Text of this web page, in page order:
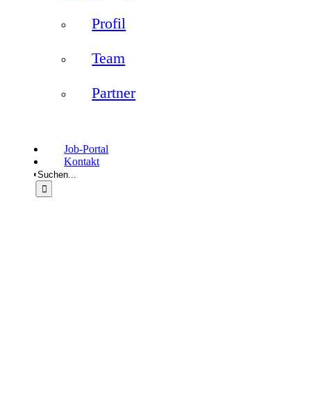
Profil
Team
Partner
Job-Portal
Kontakt
Suche
nach: